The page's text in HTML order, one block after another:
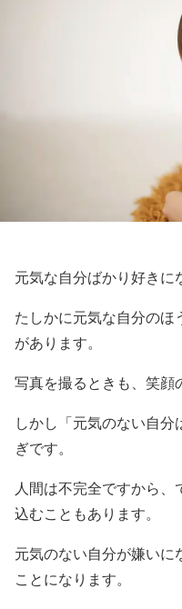
元気な自分ばかり好きに
たしかに元気な自分のほ
があります。
写真を撮るときも、笑顔
しかし「元気のない自
ぎです。
人間は不完全ですから
込むこともあります。
元気のない自分が嫌いに
ことになります。